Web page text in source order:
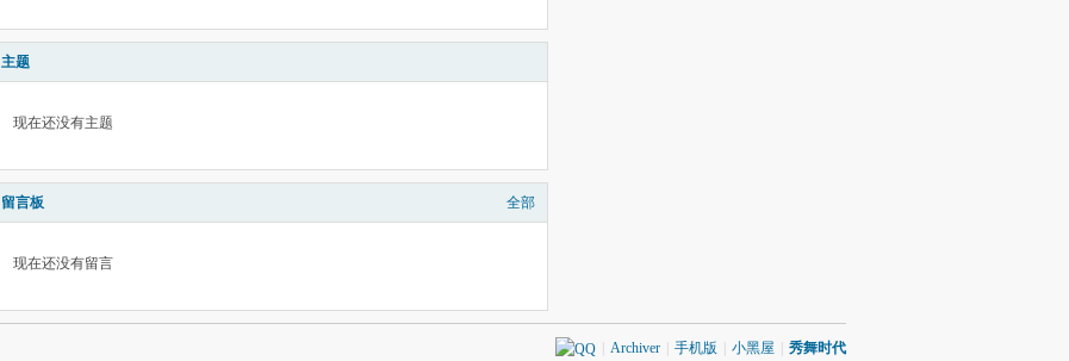
主题
现在还没有主题
留言板 全部
现在还没有留言
Archiver 手机版 小黑屋 秀舞时代